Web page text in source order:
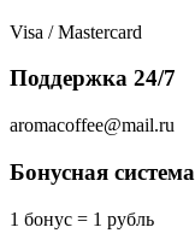
Visa / Mastercard
Поддержка 24/7
aromacoffee@mail.ru
Бонусная система
1 бонус = 1 рубль